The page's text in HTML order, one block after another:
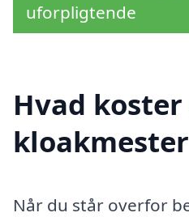
uforpligtende
Hvad koster
Når du står overfor